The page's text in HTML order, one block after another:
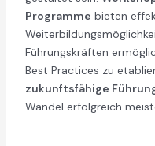
Programme bieten
Führungskräften
Best Practices zu
zukunftsfähige
Wandel erfolgreich